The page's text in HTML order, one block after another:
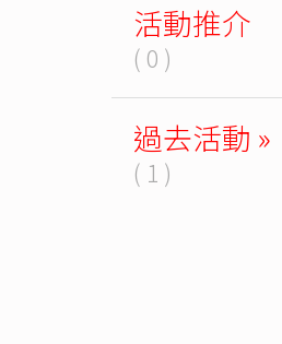
活動推介
( 0 )
過去活動 »
( 1 )